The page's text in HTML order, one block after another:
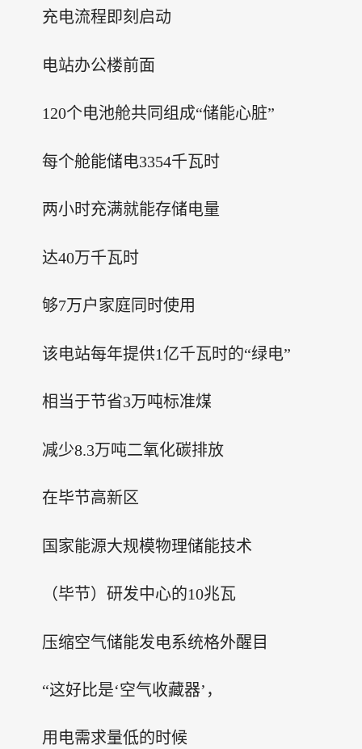
充电流程即刻启动
电站办公楼前面
120个电池舱共同组成“储能心脏”
每个舱能储电3354千瓦时
两小时充满就能存储电量
达40万千瓦时
够7万户家庭同时使用
该电站每年提供1亿千瓦时的“绿电”
相当于节省3万吨标准煤
减少8.3万吨二氧化碳排放
在毕节高新区
国家能源大规模物理储能技术
（毕节）研发中心的10兆瓦
压缩空气储能发电系统格外醒目
“这好比是‘空气收藏器’，
用电需求量低的时候